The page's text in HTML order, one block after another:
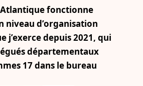
fonctionne
d’organisation
depuis 2021, qui
départementaux
17 dans le bureau